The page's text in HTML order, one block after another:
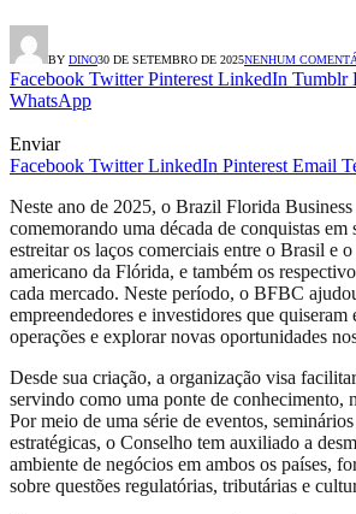
BY DINO30 DE SETEMBRO DE 2025NENHUM
Facebook Twitter Pinterest LinkedIn Tumblr
WhatsApp
Enviar
Facebook Twitter LinkedIn Pinterest Email
Neste ano de 2025, o Brazil Florida
comemorando uma década de conquistas em
estreitar os laços comerciais entre o Brasil e
americano da Flórida, e também os
cada mercado. Neste período, o BFBC
empreendedores e investidores que quiseram
operações e explorar novas oportunidades
Desde sua criação, a organização visa
servindo como uma ponte de conhecimento,
Por meio de uma série de eventos,
estratégicas, o Conselho tem auxiliado a
ambiente de negócios em ambos os países,
sobre questões regulatórias, tributárias e